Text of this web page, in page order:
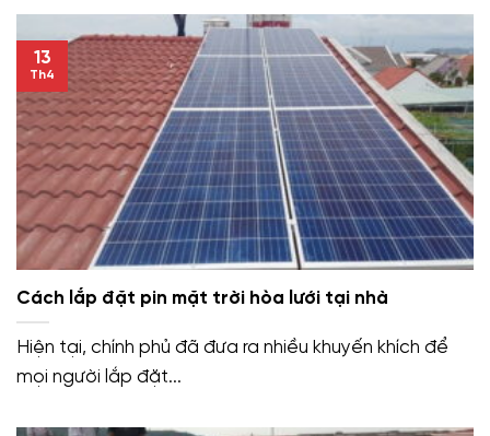
Cách lắp đặt pin mặt trời hòa lưới tại nhà
Hiện tại, chính phủ đã đưa ra nhiều khuyến khích để
mọi người lắp đặt...
13
Th4